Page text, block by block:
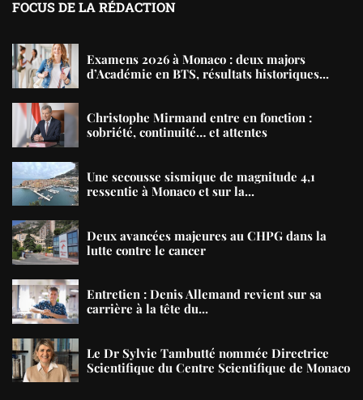
FOCUS DE LA RÉDACTION
Examens 2026 à Monaco : deux majors
d’Académie en BTS, résultats historiques...
Christophe Mirmand entre en fonction :
sobriété, continuité… et attentes
Une secousse sismique de magnitude 4,1
ressentie à Monaco et sur la...
Deux avancées majeures au CHPG dans la
lutte contre le cancer
Entretien : Denis Allemand revient sur sa
carrière à la tête du...
Le Dr Sylvie Tambutté nommée Directrice
Scientifique du Centre Scientifique de Monaco